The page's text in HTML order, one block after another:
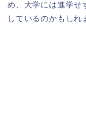
め、大学には進学せ
しているのかもしれ